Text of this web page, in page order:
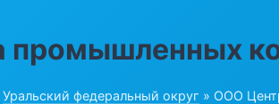
промышленных
Уральский федеральный округ » ООО